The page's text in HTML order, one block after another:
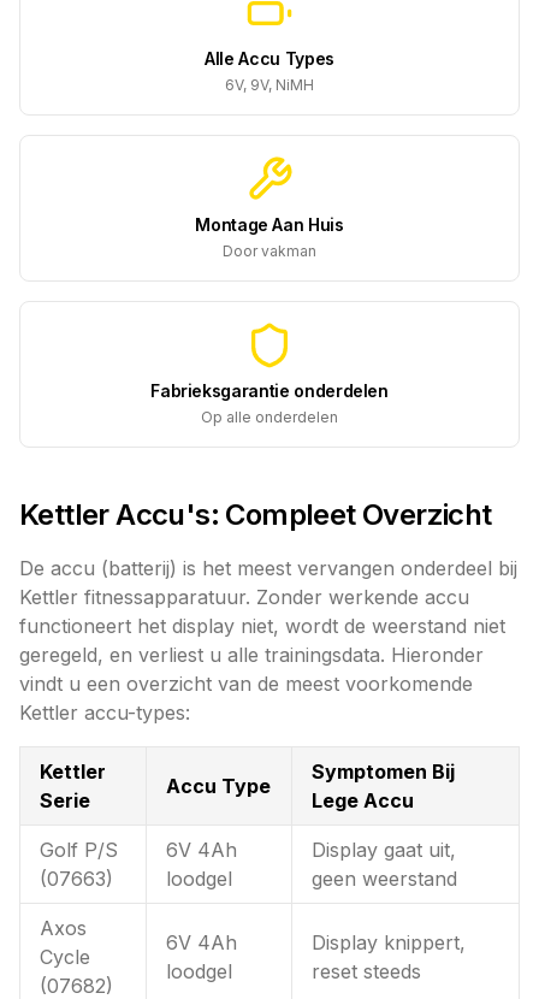
Alle Accu Types
6V, 9V, NiMH
Montage Aan Huis
Door vakman
Fabrieksgarantie onderdelen
Op alle onderdelen
Kettler Accu's: Compleet Overzicht
De accu (batterij) is het meest vervangen onderdeel bij
Kettler fitnessapparatuur. Zonder werkende accu
functioneert het display niet, wordt de weerstand niet
geregeld, en verliest u alle trainingsdata. Hieronder
vindt u een overzicht van de meest voorkomende
Kettler accu-types:
Kettler
Serie
Accu Type
Symptomen Bij
Lege Accu
Golf P/S
(07663)
6V 4Ah
loodgel
Display gaat uit,
geen weerstand
Axos
Cycle
(07682)
6V 4Ah
loodgel
Display knippert,
reset steeds